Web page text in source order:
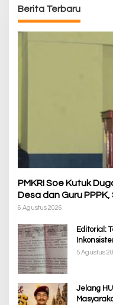
Berita Terbaru
PMKRI Soe Kutuk
Desa dan Guru
Penanganan Pemkab
6 Agustus 2026
Editorial:
5 Agustus
Jelang